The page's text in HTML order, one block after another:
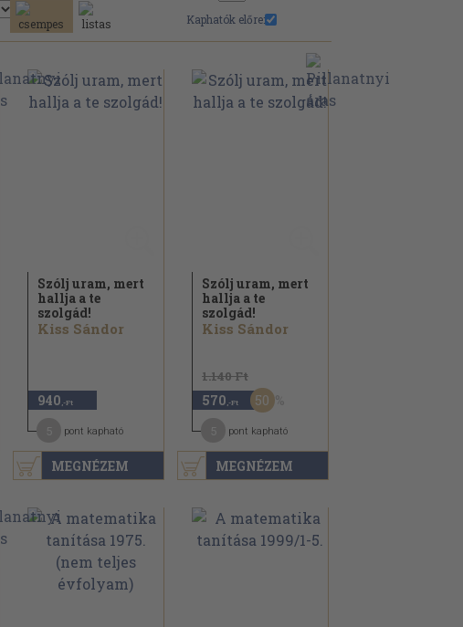
Kaphatók előre:
MEGNÉZEM
Szólj uram, mert
hallja a te
szolgád!
Kiss Sándor
940 ,-Ft
pont kapható
MEGNÉZEM
Szólj uram, mert
hallja a te
szolgád!
Kiss Sándor
1.140 Ft
570 ,-Ft 50
pont kapható